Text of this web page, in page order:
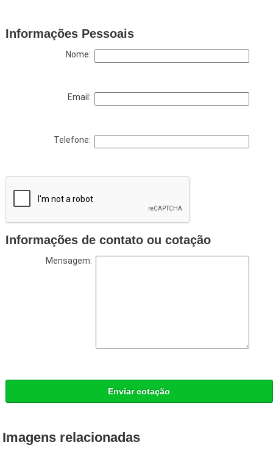
Informações Pessoais
Nome:
Email:
Telefone:
Informações de contato ou cotação
Mensagem:
Enviar cotação
Imagens relacionadas